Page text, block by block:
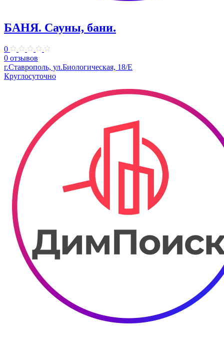
БАНЯ. Сауны, бани.
0
0 отзывов
г.Ставрополь, ул.Биологическая, 18/Е
Круглосуточно